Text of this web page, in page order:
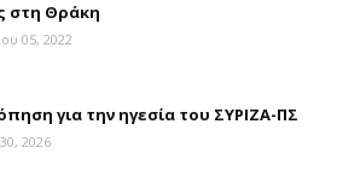
στη Θράκη
05, 2022
για την ηγεσία του ΣΥΡΙΖΑ-ΠΣ
2026